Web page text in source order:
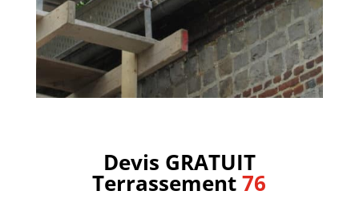
Devis GRATUIT
Terrassement76